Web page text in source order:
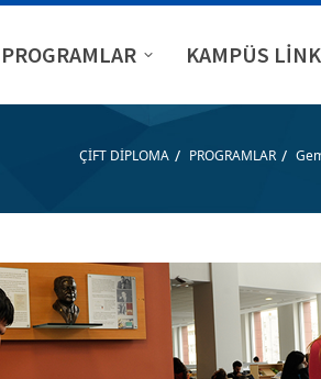
PROGRAMLAR KAMPÜS
ÇİFT DİPLOMA / PROGRAMLAR /